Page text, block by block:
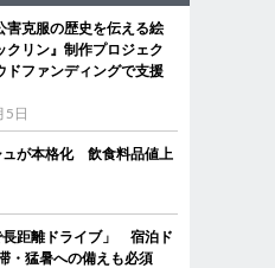
害克服の歴史を伝える絵
クリン』制作プロジェク
ファンディングで支援
5日
ュが本格化 飲食料品値上
長距離ドライブ」 宿泊ド
・猛暑への備えも必須